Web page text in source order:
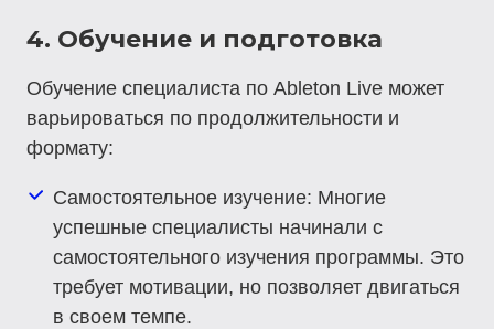
4. Обучение и подготовка
Обучение специалиста по Ableton Live может
варьироваться по продолжительности и
формату:
Самостоятельное изучение: Многие
успешные специалисты начинали с
самостоятельного изучения программы. Это
требует мотивации, но позволяет двигаться
в своем темпе.